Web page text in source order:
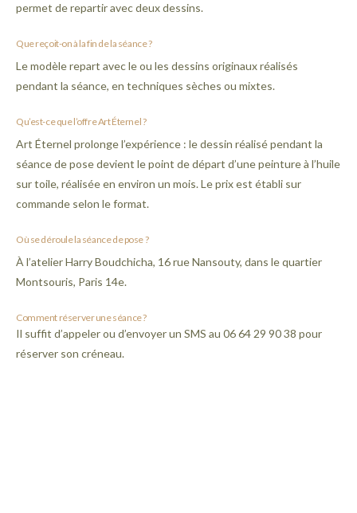
permet de repartir avec deux dessins.
Que reçoit-on à la fin de la séance ?
Le modèle repart avec le ou les dessins originaux réalisés
pendant la séance, en techniques sèches ou mixtes.
Qu’est-ce que l’offre Art Éternel ?
Art Éternel prolonge l’expérience : le dessin réalisé pendant la
séance de pose devient le point de départ d’une peinture à l’huile
sur toile, réalisée en environ un mois. Le prix est établi sur
commande selon le format.
Où se déroule la séance de pose ?
À l’atelier Harry Boudchicha, 16 rue Nansouty, dans le quartier
Montsouris, Paris 14e.
Comment réserver une séance ?
Il suffit d’appeler ou d’envoyer un SMS au 06 64 29 90 38 pour
réserver son créneau.